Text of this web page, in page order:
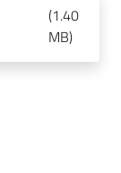
(1.40
MB)